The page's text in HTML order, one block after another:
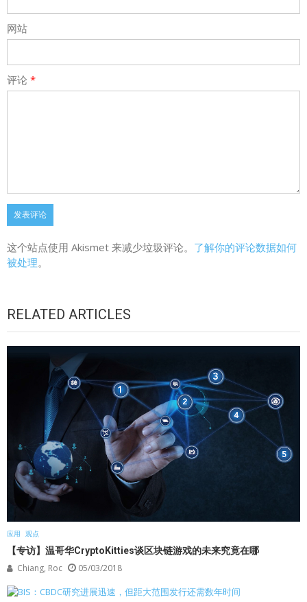
网站
评论 *
这个站点使用 Akismet 来减少垃圾评论。 了解你的评论数据如何
被处理。
RELATED ARTICLES
应用 观点
【专访】温哥华CryptoKitties谈区块链游戏的未来究竟在哪
Chiang, Roc 05/03/2018